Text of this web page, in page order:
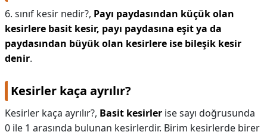
6. sınıf kesir nedir?, Payı paydasından küçük olan
kesirlere basit kesir, payı paydasına eşit ya da
paydasından büyük olan kesirlere ise bileşik kesir
denir.
Kesirler kaça ayrılır?
Kesirler kaça ayrılır?, Basit kesirler ise sayı doğrusunda
0 ile 1 arasında bulunan kesirlerdir. Birim kesirlerde birer